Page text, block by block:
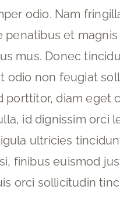
odio. Nam
penatibus et
mus. Donec
odio non feugiat
porttitor, diam eget
id dignissim orci
ultricies
finibus euismod
orci sollicitudin